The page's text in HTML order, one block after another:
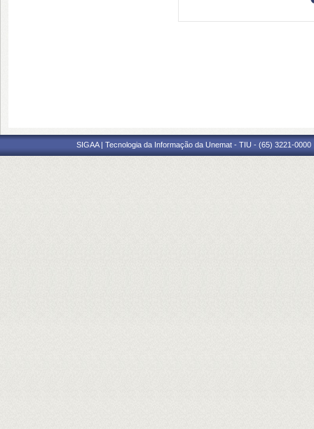
SIGAA | Tecnologia da Informação da Unemat - TIU - (65) 3221-